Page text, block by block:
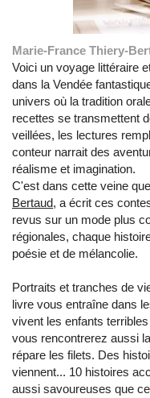
Marie-France Thiery-
Voici un voyage littéraire
dans la Vendée
univers où la tradition
recettes se transmettent
veillées, les lectures
conteur narrait des
réalisme et imagination.
C'est dans cette veine
Bertaud, a écrit ces
revus sur un mode plus
régionales, chaque
poésie et de mélancolie.
Portraits et tranches de
livre vous entraîne dans
vivent les enfants
vous rencontrerez aussi
répare les filets. Des
viennent... 10 histoires
aussi savoureuses que